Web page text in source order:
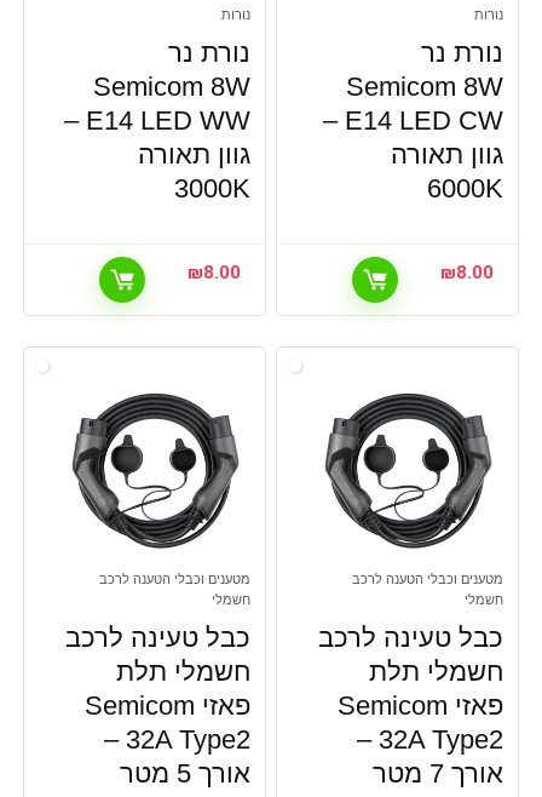
נורות
נורת נר
Semicom 8W
E14 LED CW –
גוון תאורה
6000K
₪8.00
נורות
נורת נר
Semicom 8W
E14 LED WW –
גוון תאורה
3000K
₪8.00
מטענים וכבלי הטענה לרכב
חשמלי
כבל טעינה לרכב
חשמלי תלת
פאזי Semicom
32A Type2 –
אורך 7 מטר
מטענים וכבלי הטענה לרכב
חשמלי
כבל טעינה לרכב
חשמלי תלת
פאזי Semicom
32A Type2 –
אורך 5 מטר